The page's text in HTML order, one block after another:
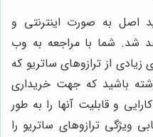
اصل به صورت اینترنتی و
شد. شما با مراجعه به وب
از ترازوهای ساتریو که
باشید که جهت خریداری
و قابلیت آنها را به طور
ویژگی ترازوهای ساتریو را